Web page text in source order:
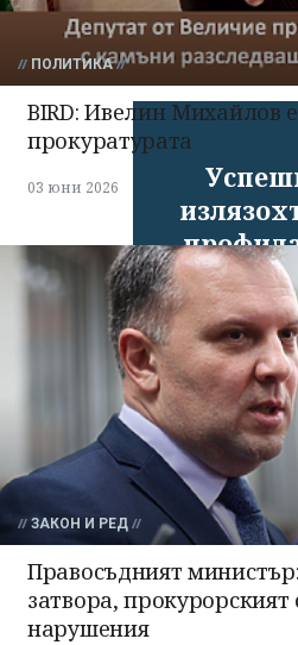
ПОЛИТИКА
BIRD: Ивелин Михайлов
прокуратурата
03 юни 2026
ЗАКОН И РЕД
Правосъдният
затвора,
нарушения